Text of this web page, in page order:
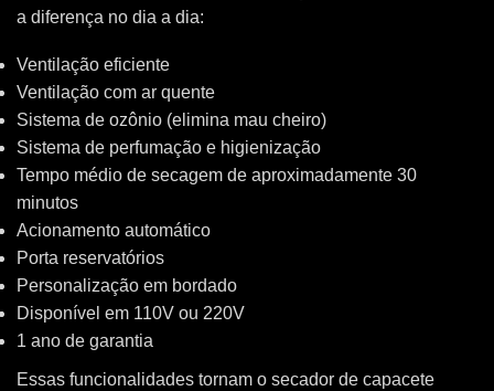
a diferença no dia a dia:
Ventilação eficiente
Ventilação com ar quente
Sistema de ozônio (elimina mau cheiro)
Sistema de perfumação e higienização
Tempo médio de secagem de aproximadamente 30
minutos
Acionamento automático
Porta reservatórios
Personalização em bordado
Disponível em 110V ou 220V
1 ano de garantia
Essas funcionalidades tornam o secador de capacete